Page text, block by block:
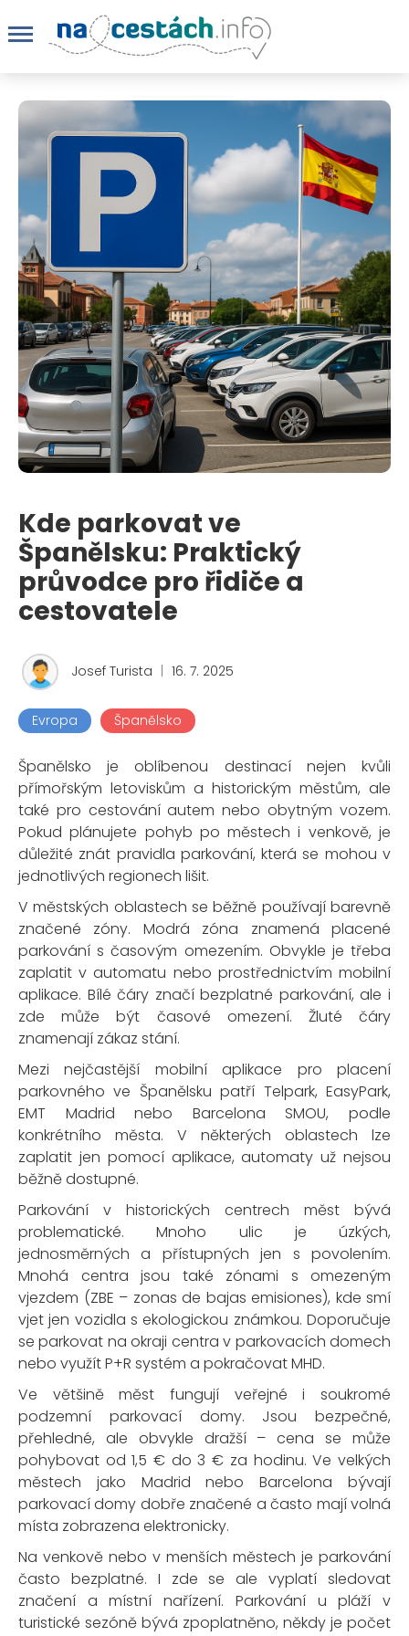
Kde parkovat ve
Španělsku: Praktický
průvodce pro řidiče a
cestovatele
Josef Turista | 16. 7. 2025
Evropa Španělsko
Španělsko je oblíbenou destinací nejen kvůli
přímořským letoviskům a historickým městům, ale
také pro cestování autem nebo obytným vozem.
Pokud plánujete pohyb po městech i venkově, je
důležité znát pravidla parkování, která se mohou v
jednotlivých regionech lišit.
V městských oblastech se běžně používají barevně
značené zóny. Modrá zóna znamená placené
parkování s časovým omezením. Obvykle je třeba
zaplatit v automatu nebo prostřednictvím mobilní
aplikace. Bílé čáry značí bezplatné parkování, ale i
zde může být časové omezení. Žluté čáry
znamenají zákaz stání.
Mezi nejčastější mobilní aplikace pro placení
parkovného ve Španělsku patří Telpark,EasyPark,
EMT Madrid nebo Barcelona SMOU, podle
konkrétního města. V některých oblastech lze
zaplatit jen pomocí aplikace, automaty už nejsou
běžně dostupné.
Parkování v historických centrech měst bývá
problematické. Mnoho ulic je úzkých,
jednosměrných a přístupných jen s povolením.
Mnohá centra jsou také zónami s omezeným
vjezdem (ZBE – zonas de bajas emisiones), kde smí
vjet jen vozidla s ekologickou známkou. Doporučuje
se parkovat na okraji centra v parkovacích domech
nebo využítP+R systém a pokračovat MHD.
Ve většině měst fungují veřejné i soukromé
podzemní parkovací domy. Jsou bezpečné,
přehledné, ale obvykle dražší – cena se může
pohybovat od 1,5 € do 3 € za hodinu. Ve velkých
městech jako Madrid nebo Barcelona bývají
parkovací domy dobře značené a často mají volná
místa zobrazena elektronicky.
Na venkově nebo v menších městech je parkování
často bezplatné. I zde se ale vyplatí sledovat
značení a místní nařízení. Parkování u pláží v
turistické sezóně bývá zpoplatněno, někdy je počet